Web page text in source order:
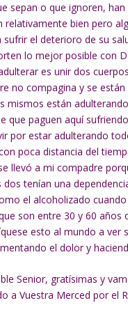
sepan o que ignoren,
bien pero
el deterioro de su
lo mejor posible con
es unir dos
no compagina y se
mismos están
que paguen aquí
por estar adulterando
poca distancia del
llevó a mi compadre
tenían una
el alcoholizado
son entre 30 y 60
esto al mundo a ver
el dolor y
Senior, gratísimas y
a Vuestra Merced por el